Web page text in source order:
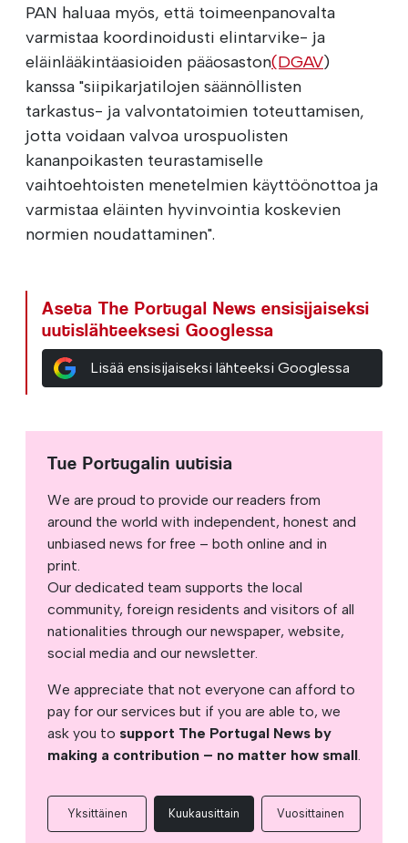
PAN haluaa myös, että toimeenpanovalta
varmistaa koordinoidusti elintarvike- ja
eläinlääkintäasioiden pääosaston(DGAV)
kanssa "siipikarjatilojen säännöllisten
tarkastus- ja valvontatoimien toteuttamisen,
jotta voidaan valvoa urospuolisten
kananpoikasten teurastamiselle
vaihtoehtoisten menetelmien käyttöönottoa ja
varmistaa eläinten hyvinvointia koskevien
normien noudattaminen".
Aseta The Portugal News ensisijaiseksi
uutislähteeksesi Googlessa
Lisää ensisijaiseksi lähteeksi Googlessa
Tue Portugalin uutisia
We are proud to provide our readers from
around the world with independent, honest and
unbiased news for free – both online and in
print.
Our dedicated team supports the local
community, foreign residents and visitors of all
nationalities through our newspaper, website,
social media and our newsletter.
We appreciate that not everyone can afford to
pay for our services but if you are able to, we
ask you to support The Portugal News by
making a contribution – no matter how small.
Yksittäinen Kuukausittain Vuosittainen